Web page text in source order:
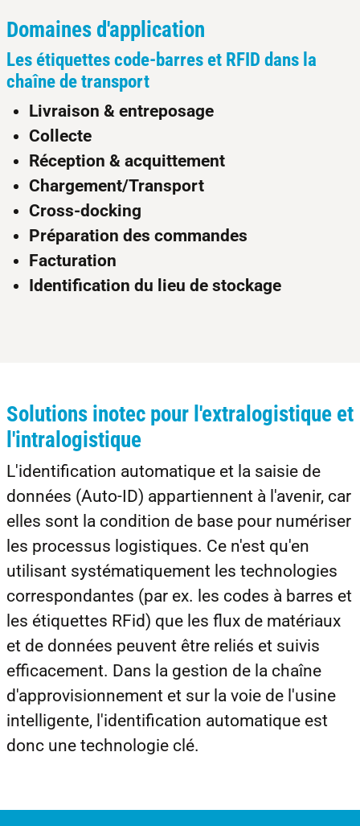
Domaines d'application
Les étiquettes code-barres et RFID dans la
chaîne de transport
Livraison & entreposage
Collecte
Réception & acquittement
Chargement/Transport
Cross-docking
Préparation des commandes
Facturation
Identification du lieu de stockage
Solutions inotec pour l'extralogistique et
l'intralogistique
L'identification automatique et la saisie de
données (Auto-ID) appartiennent à l'avenir, car
elles sont la condition de base pour numériser
les processus logistiques. Ce n'est qu'en
utilisant systématiquement les technologies
correspondantes (par ex. les codes à barres et
les étiquettes RFid) que les flux de matériaux
et de données peuvent être reliés et suivis
efficacement. Dans la gestion de la chaîne
d'approvisionnement et sur la voie de l'usine
intelligente, l'identification automatique est
donc une technologie clé.